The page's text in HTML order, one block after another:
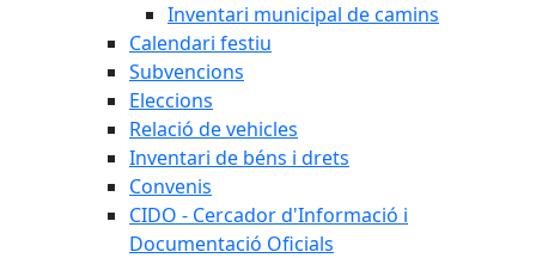
Inventari municipal de camins
Calendari festiu
Subvencions
Eleccions
Relació de vehicles
Inventari de béns i drets
Convenis
CIDO - Cercador d'Informació i
Documentació Oficials